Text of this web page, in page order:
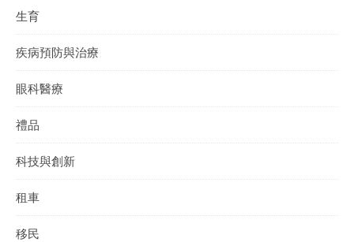
生育
疾病預防與治療
眼科醫療
禮品
科技與創新
租車
移民